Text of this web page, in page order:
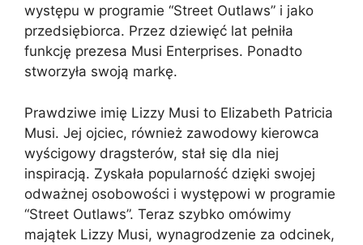
występu w programie “Street Outlaws” i jako
przedsiębiorca. Przez dziewięć lat pełniła
funkcję prezesa Musi Enterprises. Ponadto
stworzyła swoją markę.
Prawdziwe imię Lizzy Musi to Elizabeth Patricia
Musi. Jej ojciec, również zawodowy kierowca
wyścigowy dragsterów, stał się dla niej
inspiracją. Zyskała popularność dzięki swojej
odważnej osobowości i występowi w programie
“Street Outlaws”. Teraz szybko omówimy
majątek Lizzy Musi, wynagrodzenie za odcinek,